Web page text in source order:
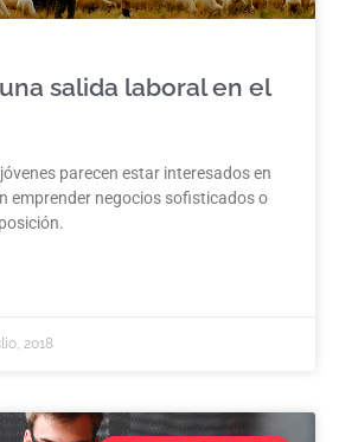
salida laboral en el
parecen estar interesados en
emprender negocios sofisticados o
2018